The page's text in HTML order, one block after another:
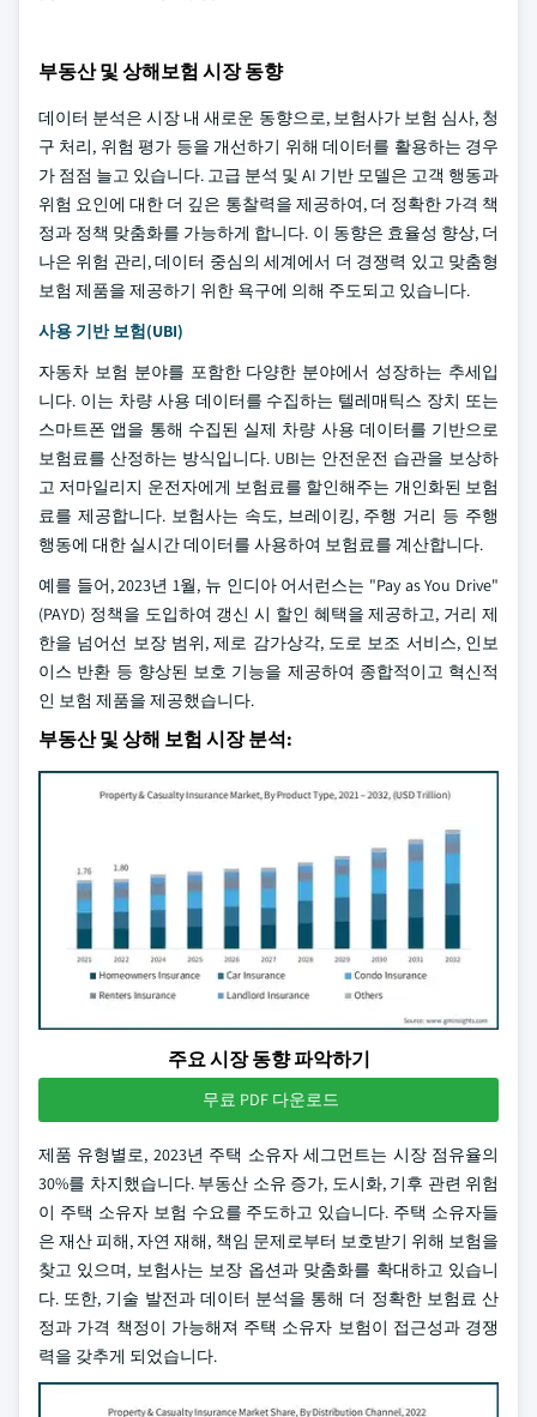
부동산 및 상해보험 시장 동향
데이터 분석은 시장 내 새로운 동향으로, 보험사가 보험 심사, 청
구 처리, 위험 평가 등을 개선하기 위해 데이터를 활용하는 경우
가 점점 늘고 있습니다. 고급 분석 및 AI 기반 모델은 고객 행동과
위험 요인에 대한 더 깊은 통찰력을 제공하여, 더 정확한 가격 책
정과 정책 맞춤화를 가능하게 합니다. 이 동향은 효율성 향상, 더
나은 위험 관리, 데이터 중심의 세계에서 더 경쟁력 있고 맞춤형
보험 제품을 제공하기 위한 욕구에 의해 주도되고 있습니다.
사용 기반 보험(UBI)
자동차 보험 분야를 포함한 다양한 분야에서 성장하는 추세입
니다. 이는 차량 사용 데이터를 수집하는 텔레매틱스 장치 또는
스마트폰 앱을 통해 수집된 실제 차량 사용 데이터를 기반으로
보험료를 산정하는 방식입니다. UBI는 안전운전 습관을 보상하
고 저마일리지 운전자에게 보험료를 할인해주는 개인화된 보험
료를 제공합니다. 보험사는 속도, 브레이킹, 주행 거리 등 주행
행동에 대한 실시간 데이터를 사용하여 보험료를 계산합니다.
예를 들어, 2023년 1월, 뉴 인디아 어서런스는 "Pay as You Drive"
(PAYD) 정책을 도입하여 갱신 시 할인 혜택을 제공하고, 거리 제
한을 넘어선 보장 범위, 제로 감가상각, 도로 보조 서비스, 인보
이스 반환 등 향상된 보호 기능을 제공하여 종합적이고 혁신적
인 보험 제품을 제공했습니다.
부동산 및 상해 보험 시장 분석:
주요 시장 동향 파악하기
무료 PDF 다운로드
제품 유형별로, 2023년 주택 소유자 세그먼트는 시장 점유율의
30%를 차지했습니다. 부동산 소유 증가, 도시화, 기후 관련 위험
이 주택 소유자 보험 수요를 주도하고 있습니다. 주택 소유자들
은 재산 피해, 자연 재해, 책임 문제로부터 보호받기 위해 보험을
찾고 있으며, 보험사는 보장 옵션과 맞춤화를 확대하고 있습니
다. 또한, 기술 발전과 데이터 분석을 통해 더 정확한 보험료 산
정과 가격 책정이 가능해져 주택 소유자 보험이 접근성과 경쟁
력을 갖추게 되었습니다.